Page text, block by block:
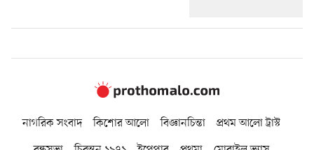
নাগরিক সংবাদ কিশোর আলো বিজ্ঞানচিন্তা
প্রথম আলো ট্রাস্ট